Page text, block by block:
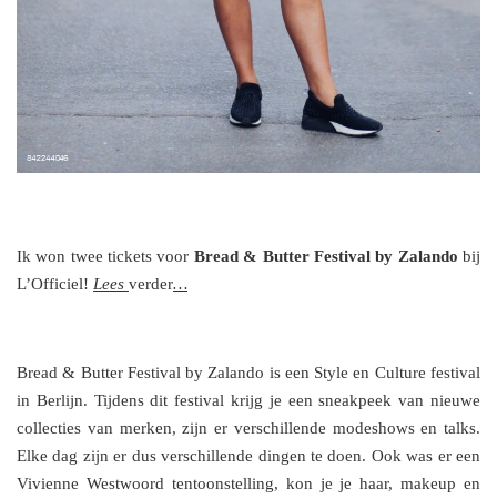
Ik won twee tickets voor Bread & Butter Festival by Zalando bij
L’Officiel! Lees verder…
Bread & Butter Festival by Zalando is een Style en Culture festival
in Berlijn. Tijdens dit festival krijg je een sneakpeek van nieuwe
collecties van merken, zijn er verschillende modeshows en talks.
Elke dag zijn er dus verschillende dingen te doen. Ook was er een
Vivienne Westwoord tentoonstelling, kon je je haar, makeup en